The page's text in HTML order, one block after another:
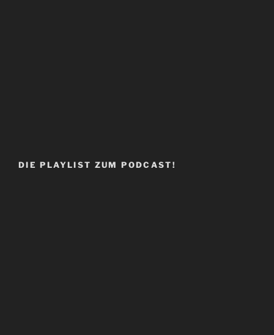
DIE PLAYLIST ZUM PODCAST!